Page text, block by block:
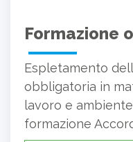
Formazione
Espletamento
obbligatoria in
lavoro e
formazione